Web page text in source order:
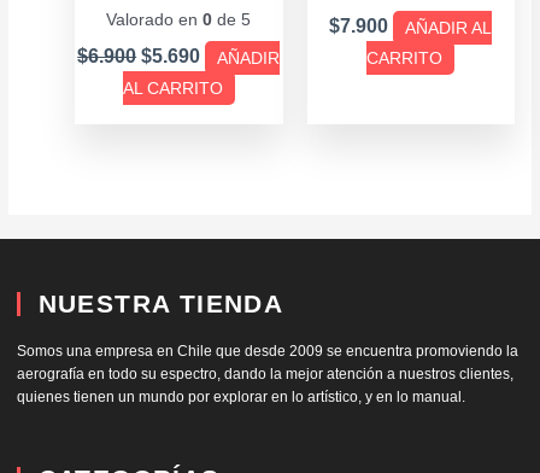
Valorado en0 de 5
$6.900 $5.690
AÑADIR
AL CARRITO
$7.900
AÑADIR AL
CARRITO
NUESTRA TIENDA
Somos una empresa en Chile que desde 2009 se encuentra promoviendo la
aerografía en todo su espectro, dando la mejor atención a nuestros clientes,
quienes tienen un mundo por explorar en lo artístico, y en lo manual.